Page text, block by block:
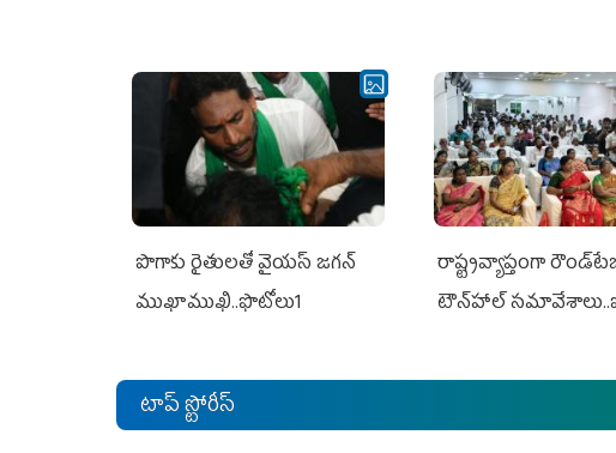
పొగాకు రైతుల‌తో వైయ‌స్ జ‌గ‌న్
ముఖాముఖి..ఫొటోలు1
రాష్ట్రవ్యాప్తంగా
టౌన్‌హాల్‌
టాప్ స్టోరీస్